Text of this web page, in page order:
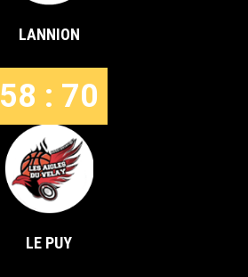
LANNION
58 : 70
LE PUY